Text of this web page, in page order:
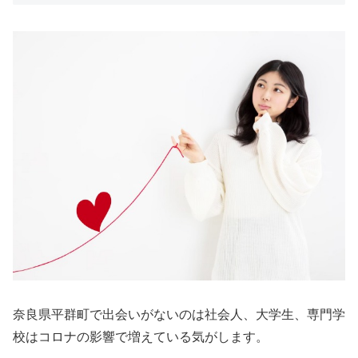
奈良県平群町で出会いがないのは社会人、大学生、専門学
校はコロナの影響で増えている気がします。